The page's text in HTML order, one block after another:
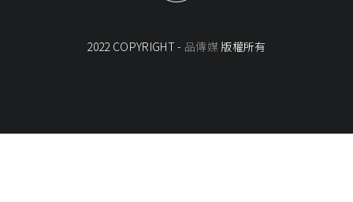
2022 COPYRIGHT - 品傳媒 版權所有